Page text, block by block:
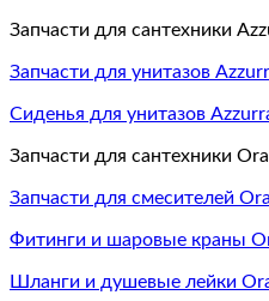
Запчасти для сантехники
Запчасти для унитазов
Сиденья для унитазов
Запчасти для сантехники
Запчасти для смесителей
Фитинги и шаровые краны
Шланги и душевые лейки